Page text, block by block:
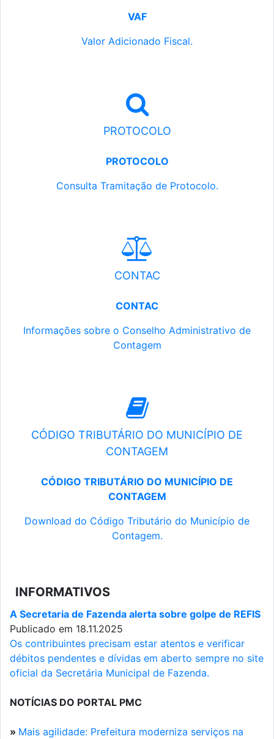
VAF
Valor Adicionado Fiscal.
PROTOCOLO
PROTOCOLO
Consulta Tramitação de Protocolo.
CONTAC
CONTAC
Informações sobre o Conselho Administrativo de
Contagem
CÓDIGO TRIBUTÁRIO DO MUNICÍPIO DE
CONTAGEM
CÓDIGO TRIBUTÁRIO DO MUNICÍPIO DE
CONTAGEM
Download do Código Tributário do Município de
Contagem.
INFORMATIVOS
A Secretaria de Fazenda alerta sobre golpe de REFIS
Publicado em 18.11.2025
Os contribuintes precisam estar atentos e verificar
débitos pendentes e dívidas em aberto sempre no site
oficial da Secretária Municipal de Fazenda.
NOTÍCIAS DO PORTAL PMC
» Mais agilidade: Prefeitura moderniza serviços na